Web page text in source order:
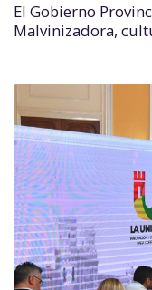
El Gobierno
Malvinizadora,